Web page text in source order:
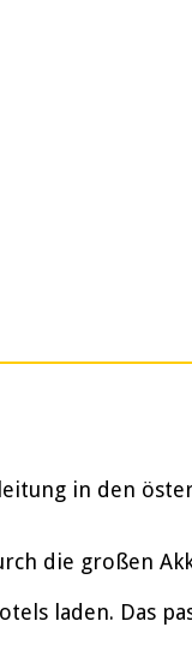
in den
die großen
laden. Das